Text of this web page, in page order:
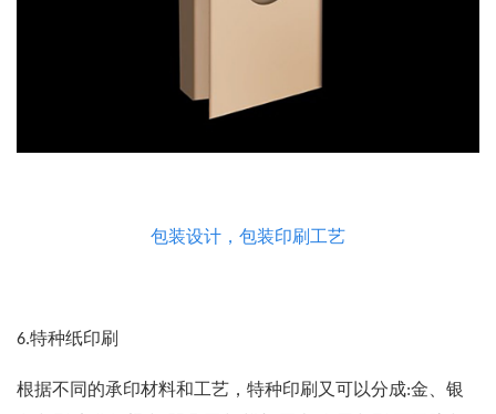
包装设计，包装印刷工艺
6.特种纸印刷
根据不同的承印材料和工艺，特种印刷又可以分成:金、银